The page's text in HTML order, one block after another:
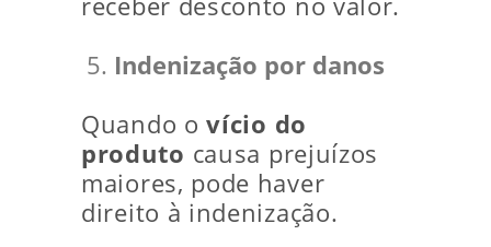
receber desconto no valor.
Indenização por danos
Quando ovício do
produto causa prejuízos
maiores, pode haver
direito à indenização.